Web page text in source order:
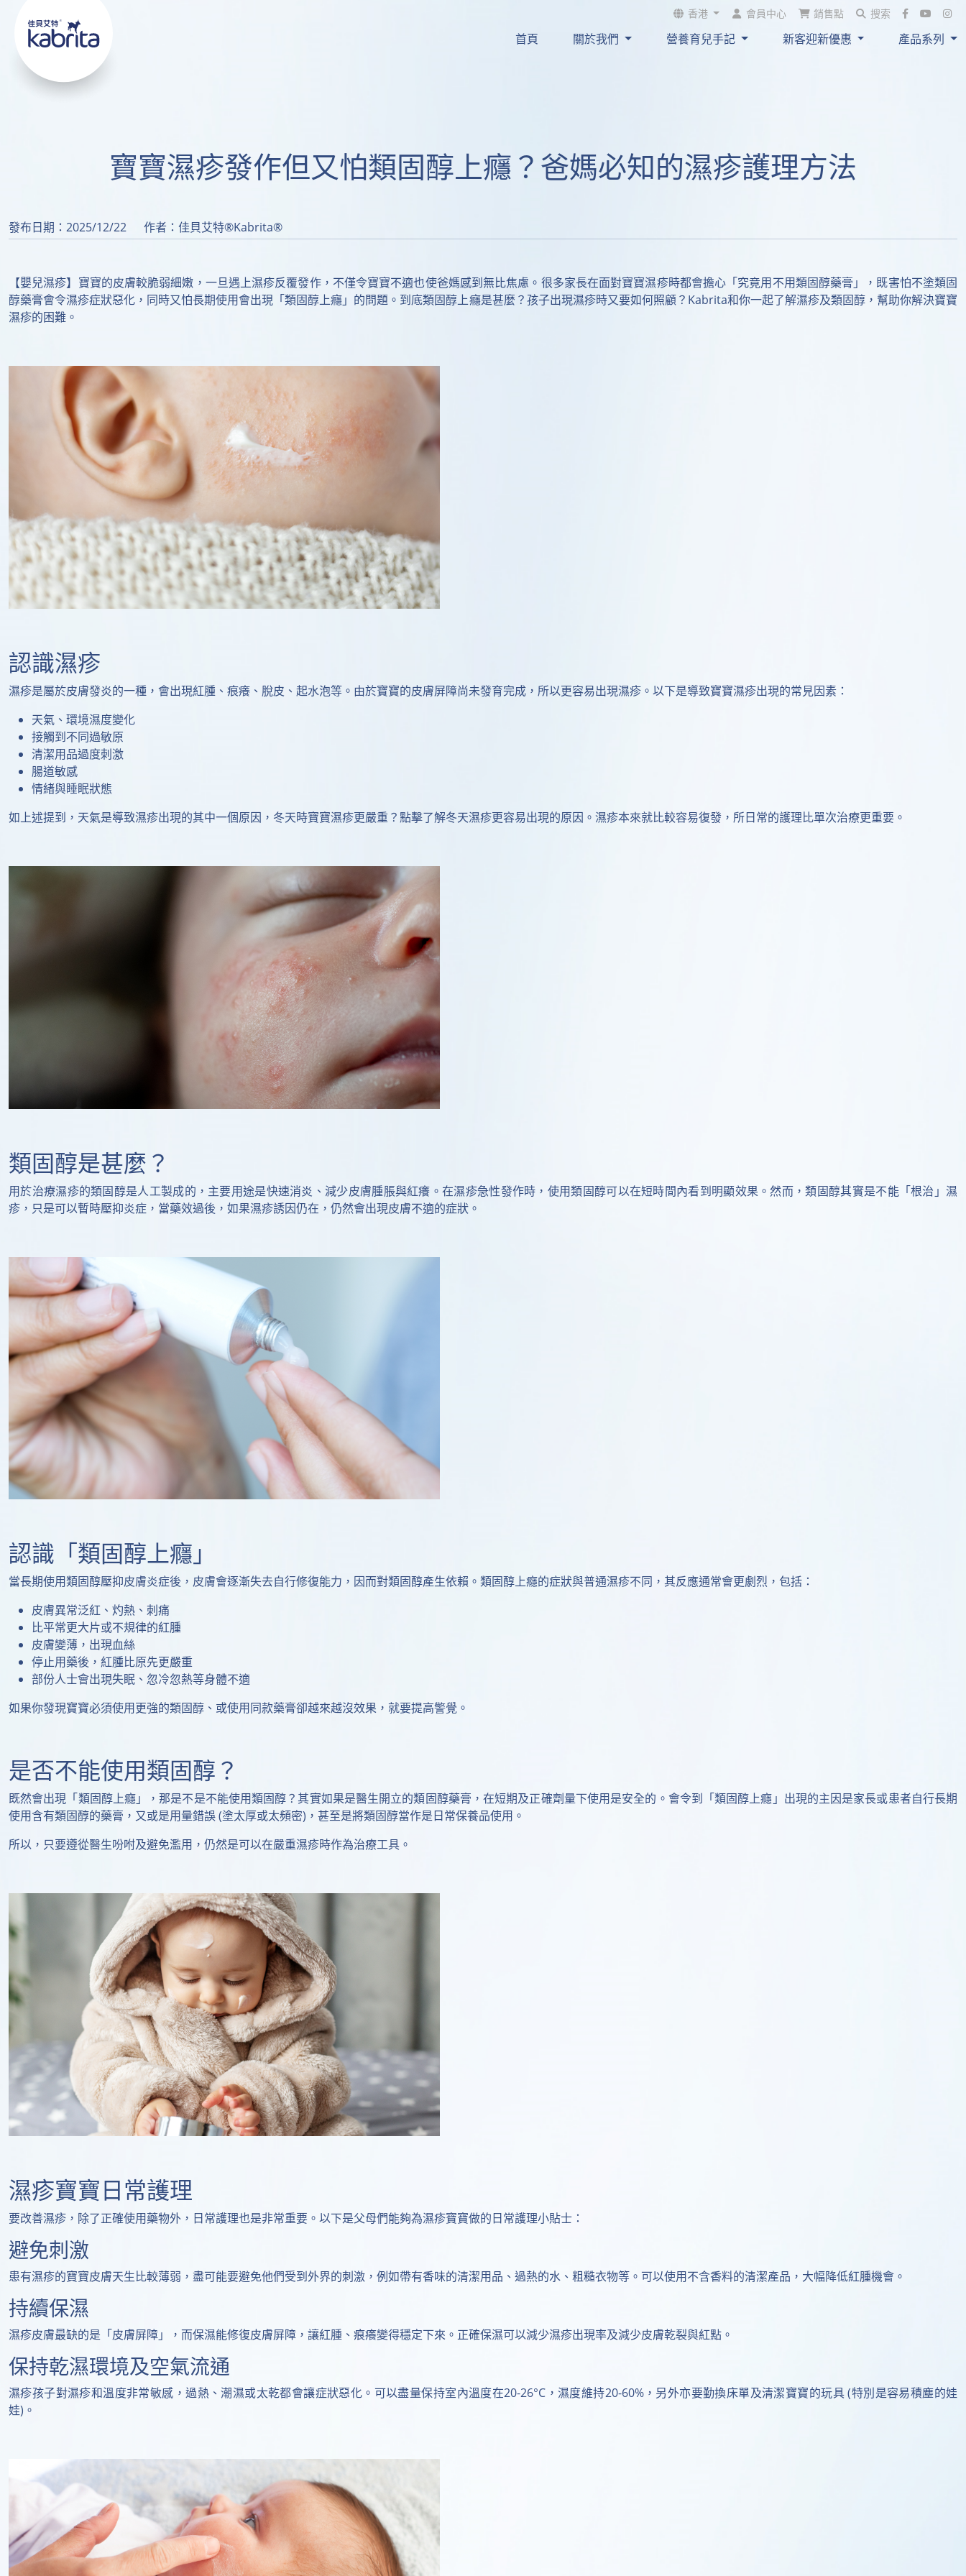
香港 會員中心 銷售點 搜索
首頁 關於我們 營養育兒手記 新客迎新優惠 產品系列
寶寶濕疹發作但又怕類固醇上癮？爸媽必知的濕疹護理方法
發布日期：2025/12/22 作者：佳貝艾特®Kabrita®
【嬰兒濕疹】寶寶的皮膚較脆弱細嫩，一旦遇上濕疹反覆發作，不僅令寶寶不適也使爸媽感到無比焦慮。很多家長在面對寶寶濕疹時都會擔心「究竟用不用類固醇藥膏」，既害怕不塗類固
醇藥膏會令濕疹症狀惡化，同時又怕長期使用會出現「類固醇上癮」的問題。到底類固醇上癮是甚麼？孩子出現濕疹時又要如何照顧？Kabrita和你一起了解濕疹及類固醇，幫助你解決寶寶
濕疹的困難。
認識濕疹
濕疹是屬於皮膚發炎的一種，會出現紅腫、痕癢、脫皮、起水泡等。由於寶寶的皮膚屏障尚未發育完成，所以更容易出現濕疹。以下是導致寶寶濕疹出現的常見因素：
天氣、環境濕度變化
接觸到不同過敏原
清潔用品過度刺激
腸道敏感
情緒與睡眠狀態
如上述提到，天氣是導致濕疹出現的其中一個原因，冬天時寶寶濕疹更嚴重？點擊了解冬天濕疹更容易出現的原因 。濕疹本來就比較容易復發，所日常的護理比單次治療更重要。
類固醇是甚麼？
用於治療濕疹的類固醇是人工製成的，主要用途是快速消炎、減少皮膚腫脹與紅癢。在濕疹急性發作時，使用類固醇可以在短時間內看到明顯效果。然而，類固醇其實是不能「根治」濕
疹，只是可以暫時壓抑炎症，當藥效過後，如果濕疹誘因仍在，仍然會出現皮膚不適的症狀。
認識「類固醇上癮」
當長期使用類固醇壓抑皮膚炎症後，皮膚會逐漸失去自行修復能力，因而對類固醇產生依賴。類固醇上癮的症狀與普通濕疹不同，其反應通常會更劇烈，包括：
皮膚異常泛紅、灼熱、刺痛
比平常更大片或不規律的紅腫
皮膚變薄，出現血絲
停止用藥後，紅腫比原先更嚴重
部份人士會出現失眠、忽冷忽熱等身體不適
如果你發現寶寶必須使用更強的類固醇、或使用同款藥膏卻越來越沒效果，就要提高警覺。
是否不能使用類固醇？
既然會出現「類固醇上癮」，那是不是不能使用類固醇？其實如果是醫生開立的類固醇藥膏，在短期及正確劑量下使用是安全的。會令到「類固醇上癮」出現的主因是家長或患者自行長期
使用含有類固醇的藥膏，又或是用量錯誤 (塗太厚或太頻密)，甚至是將類固醇當作是日常保養品使用。
所以，只要遵從醫生吩咐及避免濫用，仍然是可以在嚴重濕疹時作為治療工具。
濕疹寶寶日常護理
要改善濕疹，除了正確使用藥物外，日常護理也是非常重要。以下是父母們能夠為濕疹寶寶做的日常護理小貼士：
避免刺激
患有濕疹的寶寶皮膚天生比較薄弱，盡可能要避免他們受到外界的刺激，例如帶有香味的清潔用品、過熱的水、粗糙衣物等。可以使用不含香料的清潔產品，大幅降低紅腫機會。
持續保濕
濕疹皮膚最缺的是「皮膚屏障」，而保濕能修復皮膚屏障，讓紅腫、痕癢變得穩定下來。正確保濕可以減少濕疹出現率及減少皮膚乾裂與紅點。
保持乾濕環境及空氣流通
濕疹孩子對濕疹和溫度非常敏感，過熱、潮濕或太乾都會讓症狀惡化。可以盡量保持室內溫度在20-26°C，濕度維持20-60%，另外亦要勤換床單及清潔寶寶的玩具 (特別是容易積塵的娃
娃)。
；與母乳貼近
被吸收嘅鈣皂，可避免
便秘 。而且同樣